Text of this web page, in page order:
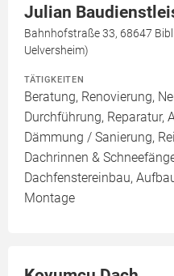
Julian
Bahnhofstraße 33, 68647
Uelversheim)
TÄTIGKEITEN
Beratung, Renovierung,
Durchführung, Reparatur,
Dämmung / Sanierung,
Dachrinnen &
Dachfenstereinbau,
Montage